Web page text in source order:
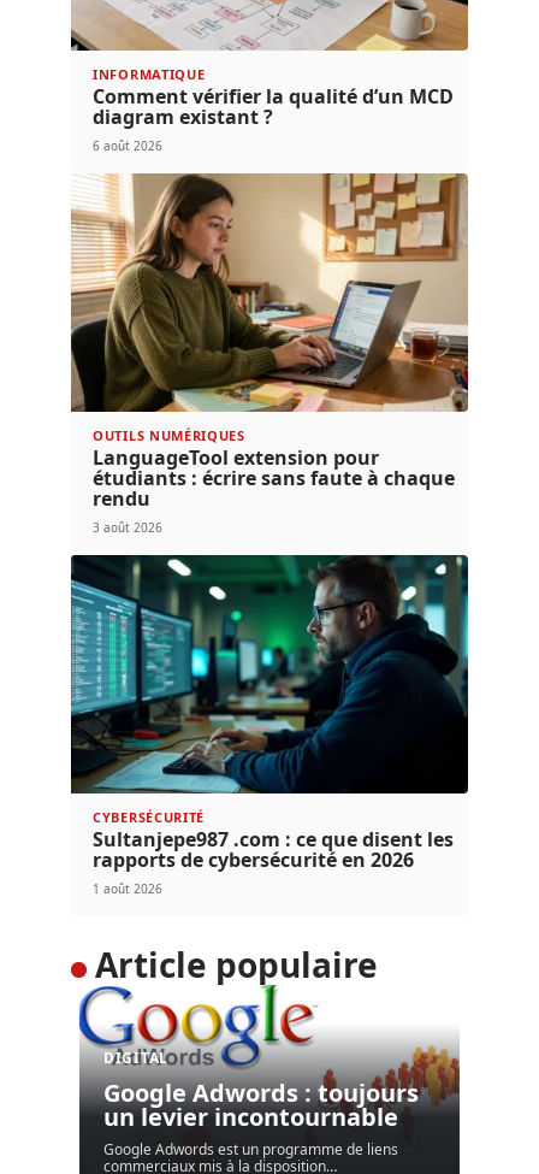
INFORMATIQUE
Comment vérifier la qualité d’un MCD
diagram existant ?
6 août 2026
OUTILS NUMÉRIQUES
LanguageTool extension pour
étudiants : écrire sans faute à chaque
rendu
3 août 2026
CYBERSÉCURITÉ
Sultanjepe987 .com : ce que disent les
rapports de cybersécurité en 2026
1 août 2026
Article populaire
DIGITAL
Google Adwords : toujours
un levier incontournable
Google Adwords est un programme de liens
commerciaux mis à la disposition…